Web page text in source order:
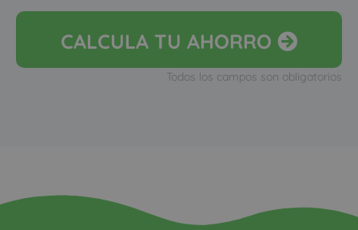
CALCULA TU AHORRO
Todos los campos son obligatorios